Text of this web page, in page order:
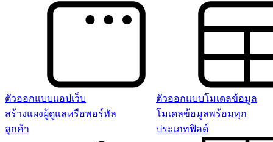
ตัวออกแบบแอปเว็บ
สร้างแผงผู้ดูแลหรือพอร์ทัล
ลูกค้า
ตัวออกแบบโมเดลข้อมูล
โมเดลข้อมูลพร้อมทุก
ประเภทฟิลด์